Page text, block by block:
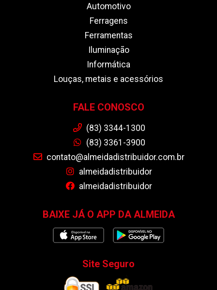
Automotivo
Ferragens
Ferramentas
Iluminação
Informática
Louças, metais e acessórios
FALE CONOSCO
(83) 3344-1300
(83) 3361-3900
contato@almeidadistribuidor.com.br
almeidadistribuidor
almeidadistribuidor
BAIXE JÁ O APP DA ALMEIDA
Site Seguro